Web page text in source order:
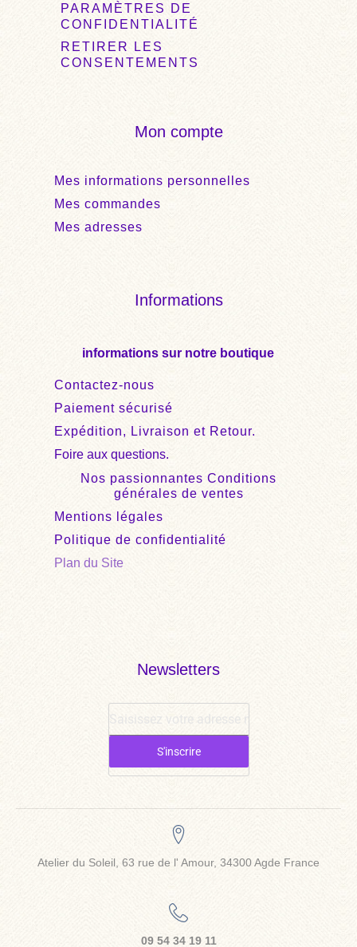
PARAMÈTRES DE
CONFIDENTIALITÉ
RETIRER LES
CONSENTEMENTS
Mon compte
Mes informations personnelles
Mes commandes
Mes adresses
Informations
informations sur notre boutique
Contactez-nous
Paiement sécurisé
Expédition, Livraison et Retour.
Foire aux questions.
Nos passionnantes Conditions
générales de ventes
Mentions légales
Politique de confidentialité
Plan du Site
Newsletters
S'inscrire
Atelier du Soleil, 63 rue de l' Amour, 34300 Agde France
09 54 34 19 11